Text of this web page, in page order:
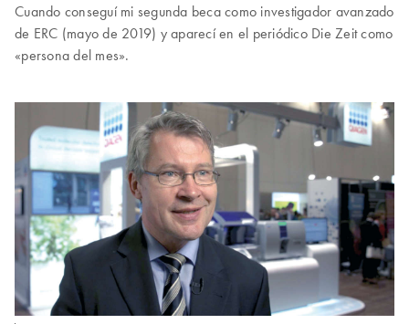
Cuando conseguí mi segunda beca como investigador avanzado
de ERC (mayo de 2019) y aparecí en el periódico Die Zeit como
«persona del mes».